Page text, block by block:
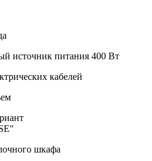
источник питания 400 Вт
кабелей
шкафа